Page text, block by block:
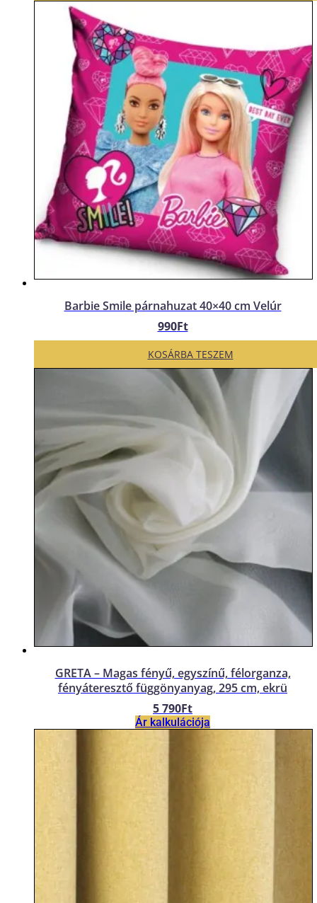
Barbie Smile párnahuzat 40×40 cm Velúr
990Ft
KOSÁRBA TESZEM
GRETA – Magas fényű, egyszínű, félorganza,
fényáteresztő függönyanyag, 295 cm, ekrü
5 790Ft
Ár kalkulációja